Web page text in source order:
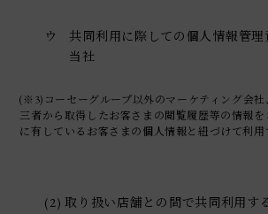
ウ
共同利用に際しての個人情報管理
当社
(※3)コーセーグループ以外のマーケティング会
三者から取得したお客さまの閲覧履歴等の情報
に有しているお客さまの個人情報と紐づけて利用
(2) 取り扱い店舗との間で共同利用す